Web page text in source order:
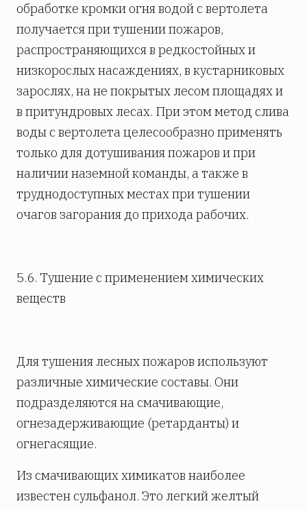
обработке кромки огня водой с вертолета
получается при тушении пожаров,
распространяющихся в редкостойных и
низкорослых насаждениях, в кустарниковых
зарослях, на не покрытых лесом площадях и
в притундровых лесах. При этом метод слива
воды с вертолета целесообразно применять
только для дотушивания пожаров и при
наличии наземной команды, а также в
труднодоступных местах при тушении
очагов загорания до прихода рабочих.
5.6. Тушение с применением химических
веществ
Для тушения лесных пожаров используют
различные химические составы. Они
подразделяются на смачивающие,
огнезадерживающие (ретарданты) и
огнегасящие.
Из смачивающих химикатов наиболее
известен сульфанол. Это легкий желтый